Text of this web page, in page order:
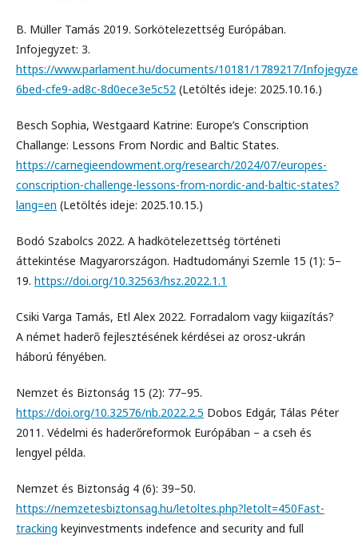
B. Müller Tamás 2019. Sorkötelezettség Európában.
Infojegyzet: 3.
https://www.parlament.hu/documents/10181/1789217/
6bed-cfe9-ad8c-8d0ece3e5c52 (Letöltés ideje: 2025.10.16.)
Besch Sophia, Westgaard Katrine: Europe’s Conscription
Challange: Lessons From Nordic and Baltic States.
https://carnegieendowment.org/research/2024/07/europes-
conscription-challenge-lessons-from-nordic-and-baltic-states?
lang=en (Letöltés ideje: 2025.10.15.)
Bodó Szabolcs 2022. A hadkötelezettség történeti
áttekintése Magyarországon. Hadtudományi Szemle 15 (1): 5–
19. https://doi.org/10.32563/hsz.2022.1.1
Csiki Varga Tamás, Etl Alex 2022. Forradalom vagy kiigazítás?
A német haderő fejlesztésének kérdései az orosz-ukrán
háború fényében.
Nemzet és Biztonság 15 (2): 77–95.
https://doi.org/10.32576/nb.2022.2.5 Dobos Edgár, Tálas Péter
2011. Védelmi és haderőreformok Európában – a cseh és
lengyel példa.
Nemzet és Biztonság 4 (6): 39–50.
https://nemzetesbiztonsag.hu/letoltes.php?letolt=450Fast-
tracking keyinvestments indefence and security and full